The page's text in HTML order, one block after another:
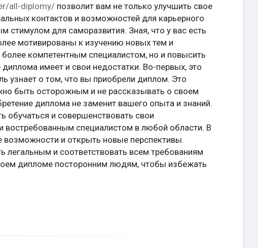
all-diplomy/ позволит вам не только улучшить свое
контактов и возможностей для карьерного
стимулом для саморазвития. Зная, что у вас есть
мотивированы к изучению новых тем и
компетентным специалистом, но и повысить
имеет и свои недостатки. Во-первых, это
узнает о том, что вы приобрели диплом. Это
быть осторожным и не рассказывать о своем
диплома не заменит вашего опыта и знаний.
и совершенствовать свои
специалистом в любой области. В
и открыть новые перспективы.
и соответствовать всем требованиям
дипломе посторонним людям, чтобы избежать